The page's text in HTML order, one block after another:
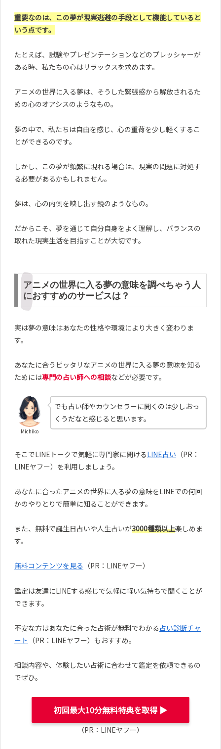
重要なのは、この夢が現実逃避の手段として機能していると
いう点です。
たとえば、試験やプレゼンテーションなどのプレッシャーが
ある時、私たちの心はリラックスを求めます。
アニメの世界に入る夢は、そうした緊張感から解放されるた
めの心のオアシスのようなもの。
夢の中で、私たちは自由を感じ、心の重荷を少し軽くするこ
とができるのです。
しかし、この夢が頻繁に現れる場合は、現実の問題に対処す
る必要があるかもしれません。
夢は、心の内側を映し出す鏡のようなもの。
だからこそ、夢を通じて自分自身をよく理解し、バランスの
取れた現実生活を目指すことが大切です。
アニメの世界に入る夢の意味を調べちゃう人
におすすめのサービスは？
実は夢の意味はあなたの性格や環境により大きく変わりま
す。
あなたに合うピッタリなアニメの世界に入る夢の意味を知る
ためには専門の占い師への相談などが必要です。
Michiko
でも占い師やカウンセラーに聞くのは少しおっ
くうだなと感じると思います。
そこでLINEトークで気軽に専門家に聞けるLINE占い （PR：
LINEヤフー）を利用しましょう。
あなたに合ったアニメの世界に入る夢の意味をLINEでの何回
かのやりとりで簡単に知ることができます。
また、無料で誕生日占いや人生占いが3000種類以上楽しめま
す。
無料コンテンツを見る （PR：LINEヤフー）
鑑定は友達にLINEする感じで気軽に軽い気持ちで聞くことが
できます。
不安な方はあなたに合った占術が無料でわかる占い診断チャ
ート （PR：LINEヤフー）もおすすめ。
相談内容や、体験したい占術に合わせて鑑定を依頼できるの
でぜひ。
初回最大10分無料特典を取得 ▶︎
（PR：LINEヤフー）